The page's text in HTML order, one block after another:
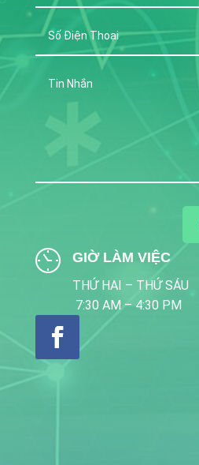
GIỜ LÀM VIỆC
THỨ HAI – THỨ SÁU
7:30 AM – 4:30 PM